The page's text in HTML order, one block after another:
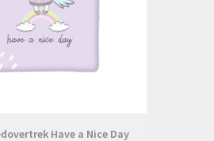
Have a Nice Day